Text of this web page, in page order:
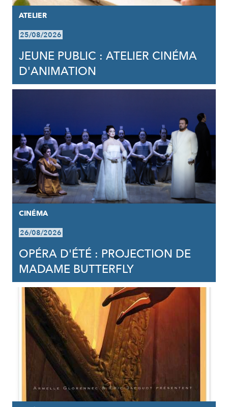
ATELIER
25/08/2026
JEUNE PUBLIC : ATELIER CINÉMA
D'ANIMATION
CINÉMA
26/08/2026
OPÉRA D'ÉTÉ : PROJECTION DE
MADAME BUTTERFLY